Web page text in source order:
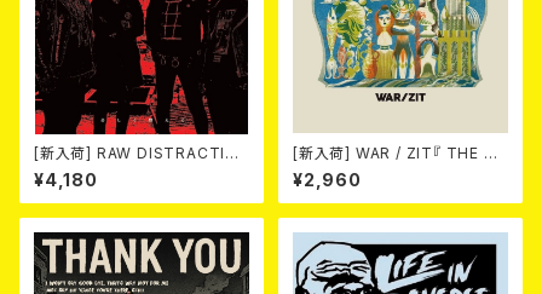
[新入荷] RAW DISTRACTIO
NS / 奇しく燃える (LP)
¥4,180
[新入荷] WAR / ZIT『 THE HE
CK( 12") 』
¥2,960